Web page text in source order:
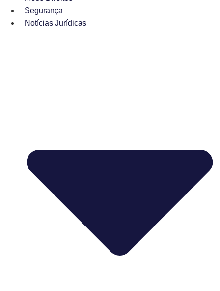
Segurança
Notícias Jurídicas